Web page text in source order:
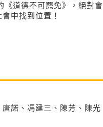
《道德不可罷免》，絕對會
中找到位置！
諾、馮建三、陳芳、陳光